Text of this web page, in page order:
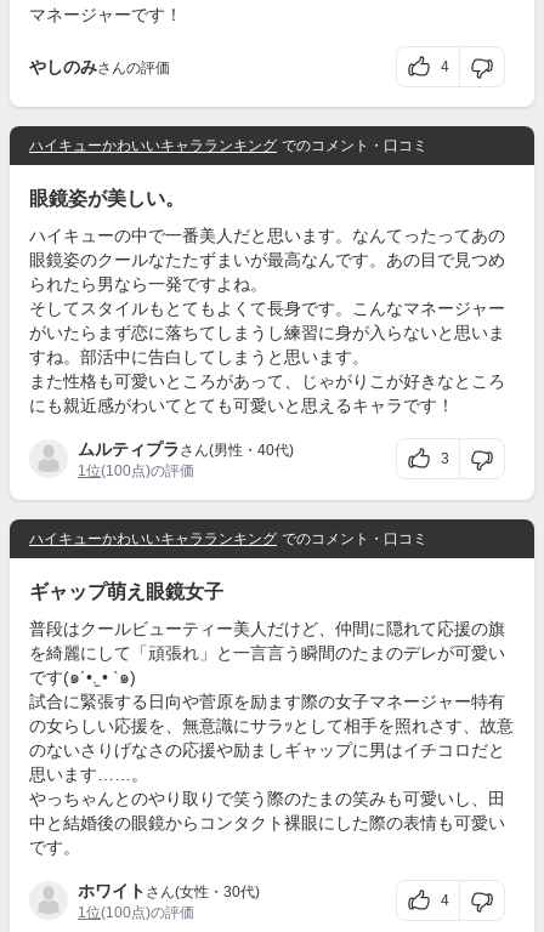
マネージャーです！
やしのみさんの評価 4
ハイキューかわいいキャラランキング でのコメント・口コミ
眼鏡姿が美しい。
ハイキューの中で一番美人だと思います。なんてったってあの
眼鏡姿のクールなたたずまいが最高なんです。あの目で見つめ
られたら男なら一発ですよね。
そしてスタイルもとてもよくて長身です。こんなマネージャー
がいたらまず恋に落ちてしまうし練習に身が入らないと思いま
すね。部活中に告白してしまうと思います。
また性格も可愛いところがあって、じゃがりこが好きなところ
にも親近感がわいてとても可愛いと思えるキャラです！
ムルティプラ さん(男性・40代)
1位(100点)の評価
3
ハイキューかわいいキャラランキング でのコメント・口コミ
ギャップ萌え眼鏡女子
普段はクールビューティー美人だけど、仲間に隠れて応援の旗
を綺麗にして「頑張れ」と一言言う瞬間のたまのデレが可愛い
です(๑´•.̫ • `๑)
試合に緊張する日向や菅原を励ます際の女子マネージャー特有
の女らしい応援を、無意識にサラｯとして相手を照れさす、故意
のないさりげなさの応援や励ましギャップに男はイチコロだと
思います……。
やっちゃんとのやり取りで笑う際のたまの笑みも可愛いし、田
中と結婚後の眼鏡からコンタクト裸眼にした際の表情も可愛い
です。
ホワイト さん(女性・30代)
1位(100点)の評価
4